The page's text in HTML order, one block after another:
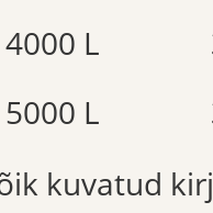
4000 L
5000 L
kuvatud